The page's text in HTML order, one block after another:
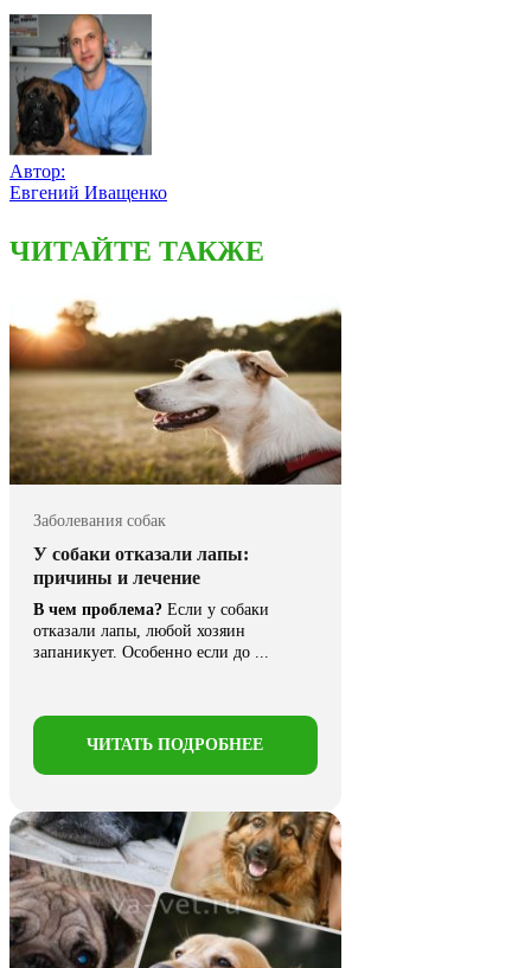
Автор:
Евгений Иващенко
ЧИТАЙТЕ ТАКЖЕ
Заболевания собак
У собаки отказали лапы:
причины и лечение
В чем проблема? Если у собаки
отказали лапы, любой хозяин
запаникует. Особенно если до ...
ЧИТАТЬ ПОДРОБНЕЕ